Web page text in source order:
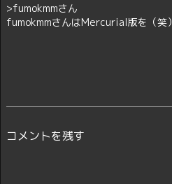
>fumokmmさん
fumokmmさんはMercurial版を（笑）
コメントを残す